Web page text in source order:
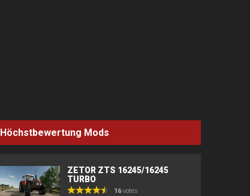
Höchstbewertung Mods
ZETOR ZTS 16245/16245
TURBO
16votes